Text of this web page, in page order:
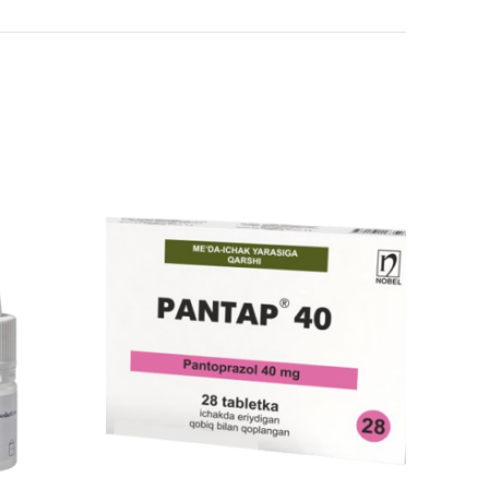
email-in dhe sajtin tim, për herën tjetër që